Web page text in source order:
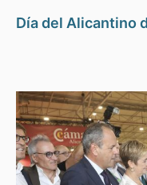
Día del Alicantino